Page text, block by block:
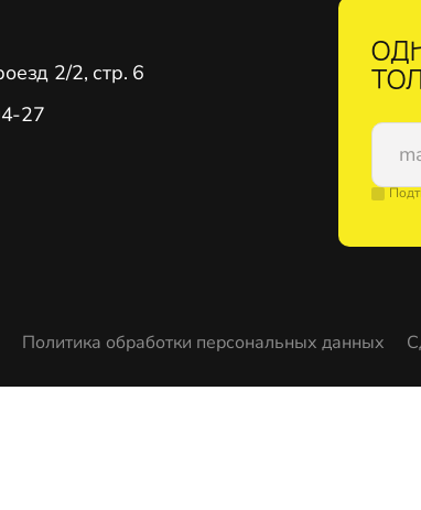
2/2, стр. 6
27
Политика обработки персональных данных